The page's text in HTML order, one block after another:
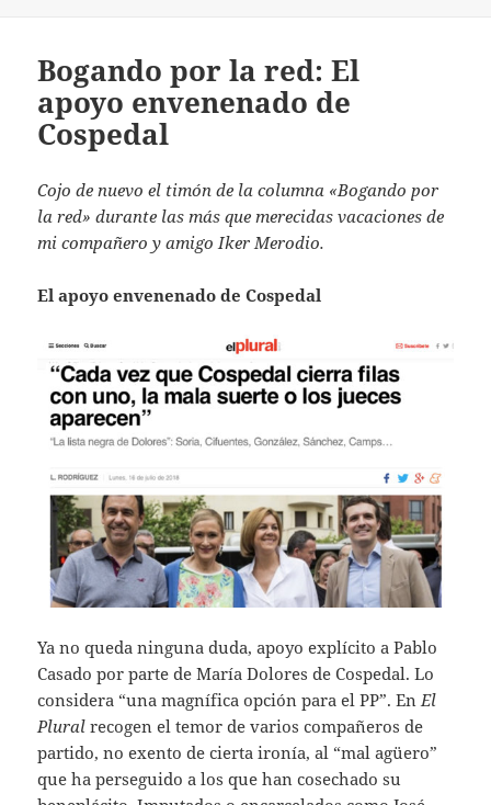
Bogando por la red: El
apoyo envenenado de
Cospedal
Cojo de nuevo el timón de la columna «Bogando por
la red» durante las más que merecidas vacaciones de
mi compañero y amigo Iker Merodio.
El apoyo envenenado de Cospedal
Ya no queda ninguna duda, apoyo explícito a Pablo
Casado por parte de María Dolores de Cospedal. Lo
considera “una magnífica opción para el PP”. EnEl
Plural recogen el temor de varios compañeros de
partido, no exento de cierta ironía, al “mal agüero”
que ha perseguido a los que han cosechado su